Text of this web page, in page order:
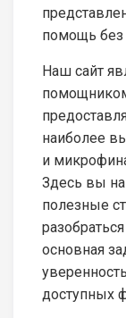
помощь без
Наш сайт
наиболее
и
Здесь вы
полезные
основная
доступных